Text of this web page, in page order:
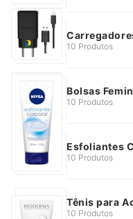
10 Produtos
Bolsas
10 Produtos
Esfoliantes
10 Produtos
Tênis para
10 Produtos